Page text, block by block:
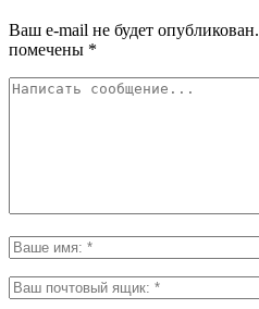
Ваш e-mail не будет опубликован.
помечены *